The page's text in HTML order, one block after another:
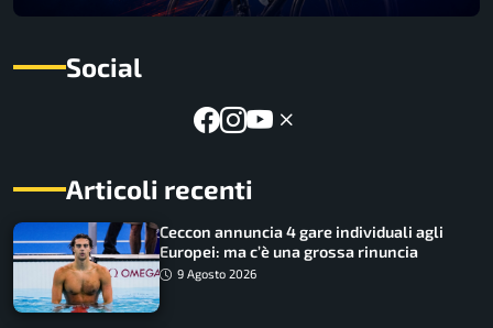
Social
Articoli recenti
Ceccon annuncia 4 gare individuali agli
Europei: ma c’è una grossa rinuncia
9 Agosto 2026